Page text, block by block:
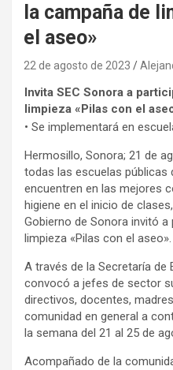
la campaña de
el aseo»
22 de agosto de 2023
Invita SEC Sonora a
limpieza «Pilas con el
• Se implementará en
Hermosillo, Sonora; 21 de
todas las escuelas públicas
encuentren en las mejores
higiene en el inicio de
Gobierno de Sonora invitó
limpieza «Pilas con el aseo».
A través de la Secretaría de
convocó a jefes de sector
directivos, docentes,
comunidad en general a
la semana del 21 al 25 de
Acompañado de la